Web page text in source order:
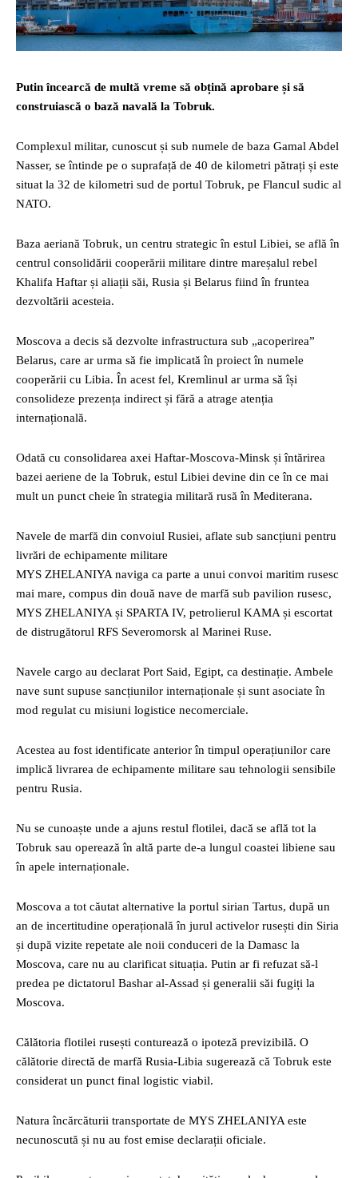
Putin încearcă de multă vreme să obțină aprobare și să
construiască o bază navală la Tobruk.
Complexul militar, cunoscut și sub numele de baza Gamal Abdel
Nasser, se întinde pe o suprafață de 40 de kilometri pătrați și este
situat la 32 de kilometri sud de portul Tobruk, pe Flancul sudic al
NATO.
Baza aeriană Tobruk, un centru strategic în estul Libiei, se află în
centrul consolidării cooperării militare dintre mareșalul rebel
Khalifa Haftar și aliații săi, Rusia și Belarus fiind în fruntea
dezvoltării acesteia.
Moscova a decis să dezvolte infrastructura sub „acoperirea”
Belarus, care ar urma să fie implicată în proiect în numele
cooperării cu Libia. În acest fel, Kremlinul ar urma să își
consolideze prezența indirect și fără a atrage atenția
internațională.
Odată cu consolidarea axei Haftar-Moscova-Minsk și întărirea
bazei aeriene de la Tobruk, estul Libiei devine din ce în ce mai
mult un punct cheie în strategia militară rusă în Mediterana.
Navele de marfă din convoiul Rusiei, aflate sub sancțiuni pentru
livrări de echipamente militare
MYS ZHELANIYA naviga ca parte a unui convoi maritim rusesc
mai mare, compus din două nave de marfă sub pavilion rusesc,
MYS ZHELANIYA și SPARTA IV, petrolierul KAMA și escortat
de distrugătorul RFS Severomorsk al Marinei Ruse.
Navele cargo au declarat Port Said, Egipt, ca destinație. Ambele
nave sunt supuse sancțiunilor internaționale și sunt asociate în
mod regulat cu misiuni logistice necomerciale.
Acestea au fost identificate anterior în timpul operațiunilor care
implică livrarea de echipamente militare sau tehnologii sensibile
pentru Rusia.
Nu se cunoaște unde a ajuns restul flotilei, dacă se află tot la
Tobruk sau operează în altă parte de-a lungul coastei libiene sau
în apele internaționale.
Moscova a tot căutat alternative la portul sirian Tartus, după un
an de incertitudine operațională în jurul activelor rusești din Siria
și după vizite repetate ale noii conduceri de la Damasc la
Moscova, care nu au clarificat situația. Putin ar fi refuzat să-l
predea pe dictatorul Bashar al-Assad și generalii săi fugiți la
Moscova.
Călătoria flotilei rusești conturează o ipoteză previzibilă. O
călătorie directă de marfă Rusia-Libia sugerează că Tobruk este
considerat un punct final logistic viabil.
Natura încărcăturii transportate de MYS ZHELANIYA este
necunoscută și nu au fost emise declarații oficiale.